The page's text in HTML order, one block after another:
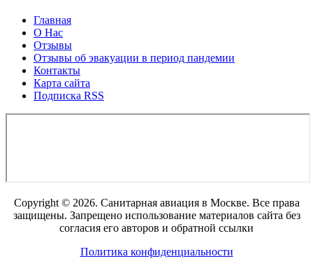
Главная
О Нас
Отзывы
Отзывы об эвакуации в период пандемии
Контакты
Карта сайта
Подписка RSS
Copyright © 2026. Санитарная авиация в Москве. Все права
защищены. Запрещено использование материалов сайта без
согласия его авторов и обратной ссылки
Политика конфиденциальности